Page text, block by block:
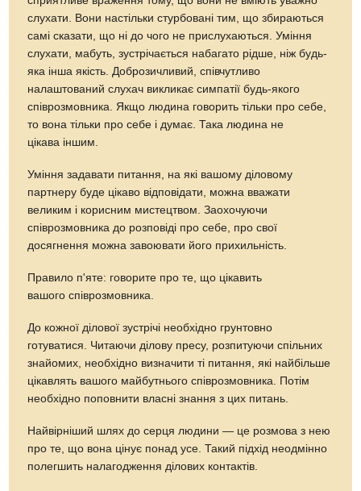
слухати. Вони настільки стурбовані тим, що збираються
самі сказати, що ні до чого не прислухаються. Уміння
слухати, мабуть, зустрічається набагато рідше, ніж будь-
яка інша якість. Доброзичливий, співчутливо
налаштований слухач викликає симпатії будь-якого
співрозмовника. Якщо людина говорить тільки про себе,
то вона тільки про себе і думає. Така людина не
цікава іншим.
Уміння задавати питання, на які вашому діловому
партнеру буде цікаво відповідати, можна вважати
великим і корисним мистецтвом. Заохочуючи
співрозмовника до розповіді про себе, про свої
досягнення можна завоювати його прихильність.
Правило п'яте: говорите про те, що цікавить
вашого співрозмовника.
До кожної ділової зустрічі необхідно грунтовно
готуватися. Читаючи ділову пресу, розпитуючи спільних
знайомих, необхідно визначити ті питання, які найбільше
цікавлять вашого майбутнього співрозмовника. Потім
необхідно поповнити власні знання з цих питань.
Найвірніший шлях до серця людини — це розмова з нею
про те, що вона цінує понад усе. Такий підхід неодмінно
полегшить налагодження ділових контактів.